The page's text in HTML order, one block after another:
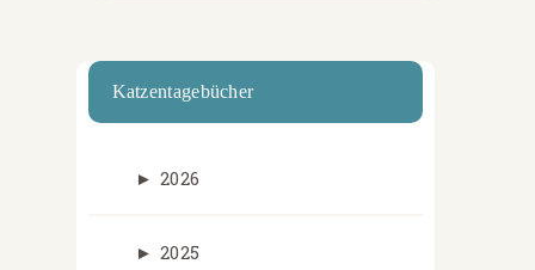
Katzentagebücher
► 2026
► 2025